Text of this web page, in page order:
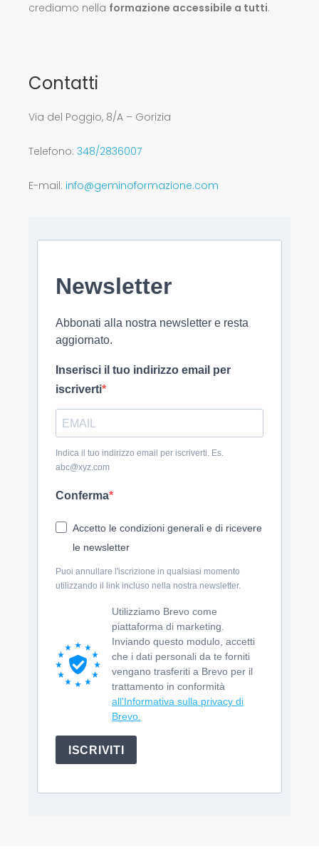
crediamo nella formazione accessibile a tutti.
Contatti
Via del Poggio, 8/A – Gorizia
Telefono: 348/2836007
E-mail: info@geminoformazione.com
Newsletter
Abbonati alla nostra newsletter e resta
aggiornato.
Inserisci il tuo indirizzo email per
iscriverti
Indica il tuo indirizzo email per iscriverti. Es.
abc@xyz.com
Conferma
Accetto le condizioni generali e di ricevere
le newsletter
Puoi annullare l'iscrizione in qualsiasi momento
utilizzando il link incluso nella nostra newsletter.
Utilizziamo Brevo come
piattaforma di marketing.
Inviando questo modulo, accetti
che i dati personali da te forniti
vengano trasferiti a Brevo per il
trattamento in conformità
all'Informativa sulla privacy di
Brevo.
ISCRIVITI